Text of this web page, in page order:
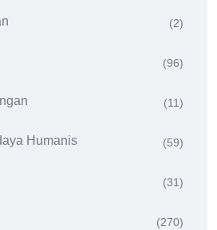
(2)
(96)
(11)
Humanis (59)
(31)
(270)